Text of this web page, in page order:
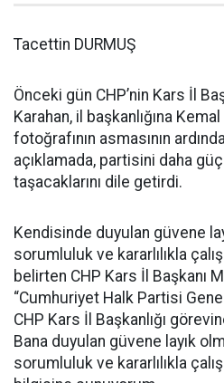
Tacettin DURMUŞ
Önceki gün CHP’nin Kars İl
Karahan, il başkanlığına Kemal
fotoğrafının asmasının
açıklamada, partisini daha
taşacaklarını dile getirdi.
Kendisinde duyulan güvene
sorumluluk ve kararlılıkla
belirten CHP Kars İl Başkanı
“Cumhuriyet Halk Partisi
CHP Kars İl Başkanlığı
Bana duyulan güvene layık
sorumluluk ve kararlılıkla